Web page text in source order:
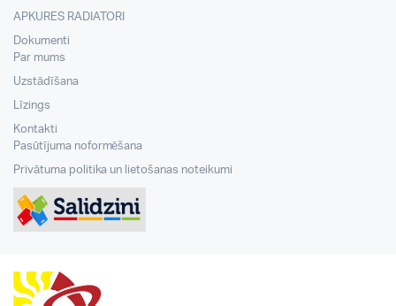
APKURES RADIATORI
Dokumenti
Par mums
Uzstādīšana
Līzings
Kontakti
Pasūtījuma noformēšana
Privātuma politika un lietošanas noteikumi